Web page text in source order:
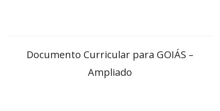
Documento Curricular para GOIÁS –
Ampliado